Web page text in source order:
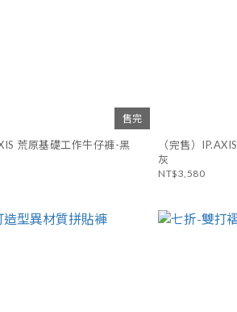
售完
（完售）IP.AXIS 荒原基礎工作牛仔褲-黑
（完售）IP.AXIS 荒原基礎工作牛仔褲-水洗
灰
NT$3,580